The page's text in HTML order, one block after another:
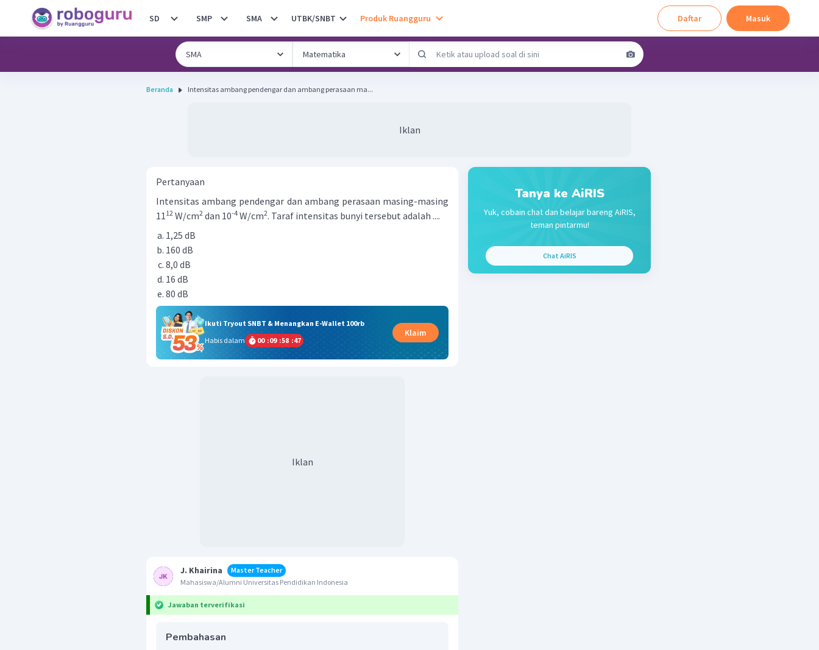
SD SMP SMA UTBK/SNBT Produk Ruangguru Daftar Masuk
Beranda Intensitas ambang pendengar dan ambang perasaan ma...
Iklan
Pertanyaan
Intensitas ambang pendengar dan ambang perasaan masing-masing
1112 W/cm2 dan 10-4 W/cm2. Taraf intensitas bunyi tersebut adalah ....
1,25 dB
160 dB
8,0 dB
16 dB
80 dB
Ikuti Tryout SNBT & Menangkan E-Wallet 100rb
Habis dalam
00 :09 :58 :46
Klaim
Iklan
J. Khairina
Master Teacher
Mahasiswa/Alumni Universitas Pendidikan Indonesia
Jawaban terverifikasi
Pembahasan
Tanya ke AiRIS
Yuk, cobain chat dan belajar bareng AiRIS,
teman pintarmu!
Chat AiRIS